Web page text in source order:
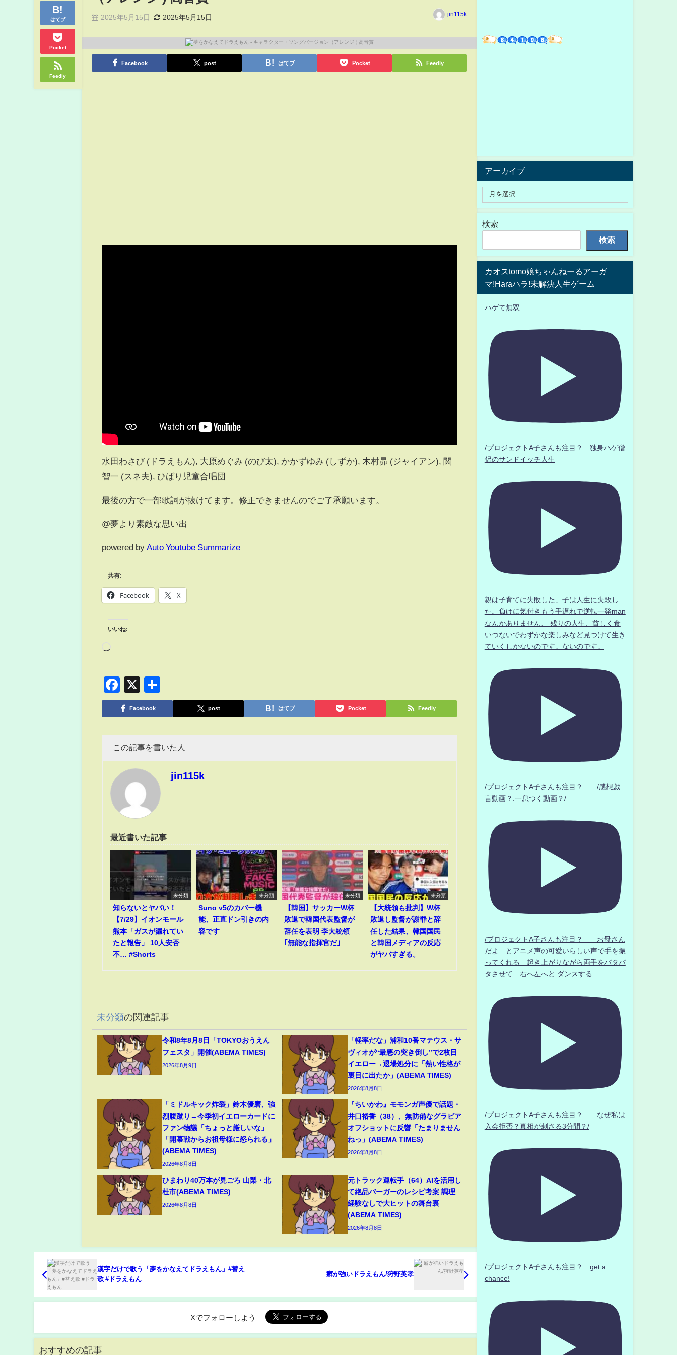
はてブ
Pocket
Feedly
2025年5月15日 2025年5月15日 jin115k
Facebook post はてブ Pocket Feedly
水田わさび (ドラえもん), 大原めぐみ (のび太), かかずゆみ (しずか), 木村昴 (ジャイアン), 関
智一 (スネ夫), ひばり児童合唱団
最後の方で一部歌詞が抜けてます。修正できませんのでご了承願います。
@夢より素敵な思い出
powered by Auto Youtube Summarize
共有:
Facebook X
いいね:
Facebook
X
有
Facebook post はてブ Pocket Feedly
この記事を書いた人
jin115k
最近書いた記事
未分類
知らないとヤバい！
【7/29】イオンモール
熊本「ガスが漏れてい
たと報告」 10人安否
不… #Shorts
未分類
Suno v5のカバー機
能、正直ドン引きの内
容です
未分類
【韓国】サッカーW杯
敗退で韓国代表監督が
辞任を表明 李大統領
｢無能な指揮官だ｣
未分類
【大統領も批判】W杯
敗退し監督が謝罪と辞
任した結果、韓国国民
と韓国メディアの反応
がヤバすぎる。
未分類の関連記事
令和8年8月8日「TOKYOおうえん
フェスタ」開催(ABEMA TIMES)
2026年8月9日
「軽率だな」浦和10番マテウス・サ
ヴィオが“最悪の突き倒し”で2枚目
イエロー→退場処分に「熱い性格が
裏目に出たか」(ABEMA TIMES)
2026年8月8日
「ミドルキック炸裂」鈴木優磨、強
烈腹蹴り→今季初イエローカードに
ファン物議「ちょっと厳しいな」
「開幕戦からお祖母様に怒られる」
(ABEMA TIMES)
2026年8月8日
『ちいかわ』モモンガ声優で話題・
井口裕香（38）、無防備なグラビア
オフショットに反響「たまりません
ねっ」(ABEMA TIMES)
2026年8月8日
ひまわり40万本が見ごろ 山梨・北
杜市(ABEMA TIMES)
2026年8月8日
元トラック運転手（64）AIを活用し
て絶品バーガーのレシピ考案 調理
経験なしで大ヒットの舞台裏
(ABEMA TIMES)
2026年8月8日
漢字だけで歌う「夢をかなえてドラえもん」#替え
歌 #ドラえもん
癖が強いドラえもん/狩野英孝
Xでフォローしよう
おすすめの記事
アーカイブ
検索
検索
カオスtomo娘ちゃんねーるアーガ
マ!Haraハラ!未解決人生ゲーム
ハゲて無双
/プロジェクトA子さんも注目？ 独身ハゲ僧
侶のサンドイッチ人生
親は子育てに失敗した」子は人生に失敗し
た。負けに気付きもう手遅れで逆転一発man
なんかありません、 残りの人生、貧しく食
いつないでわずかな楽しみなど見つけて生き
ていくしかないのです。ないのです。
/プロジェクトA子さんも注目？ /感想戯
言動画？.一息つく動画？/
/プロジェクトA子さんも注目？ お母さん
だよ とアニメ声の可愛いらしい声で手を振
ってくれる 起き上がりながら両手をパタパ
タさせて 右へ左へと ダンスする
/プロジェクトA子さんも注目？ なぜ私は
入会拒否？真相が刺さる3分間？/
/プロジェクトA子さんも注目？ get a
chance!